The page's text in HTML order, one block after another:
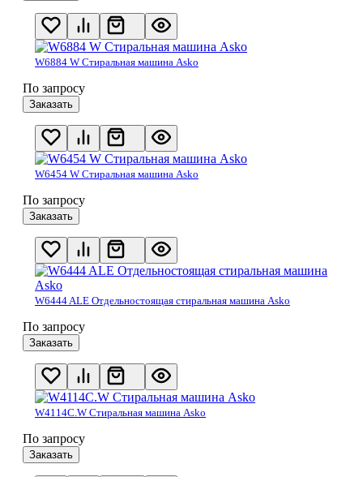
W6884 W Стиральная машина Asko
По запросу
Заказать
W6454 W Стиральная машина Asko
По запросу
Заказать
W6444 ALE Отдельностоящая стиральная машина Asko
По запросу
Заказать
W4114C.W Стиральная машина Asko
По запросу
Заказать